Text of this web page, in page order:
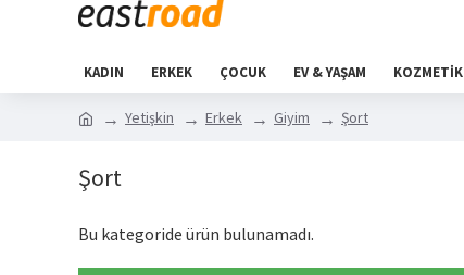
KADIN ERKEK ÇOCUK EV & YAŞAM KOZMETİK
Yetişkin Erkek Giyim Şort
Şort
Bu kategoride ürün bulunamadı.